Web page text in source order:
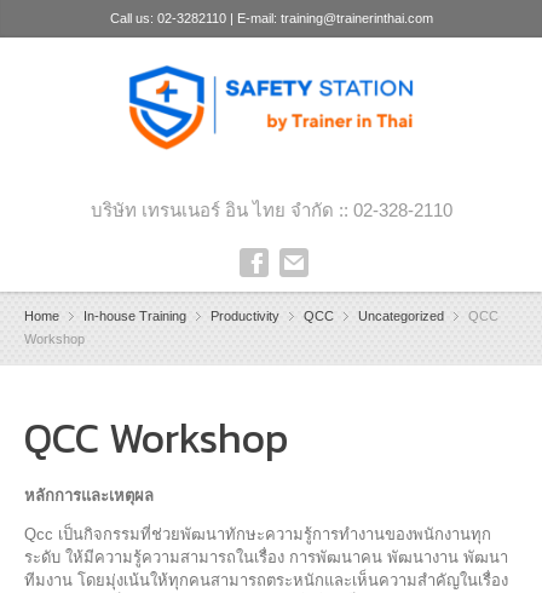
Call us: 02-3282110 | E-mail: training@trainerinthai.com
บริษัท เทรนเนอร์ อิน ไทย จำกัด :: 02-328-2110
Home In-house Training Productivity QCC Uncategorized
QCC
Workshop
QCC Workshop
หลักการและเหตุผล
Qcc เป็นกิจกรรมที่ช่วยพัฒนาทักษะความรู้การทำงานของพนักงานทุก
ระดับ ให้มีความรู้ความสามารถในเรื่อง การพัฒนาคน พัฒนางาน พัฒนา
ทีมงาน โดยมุ่งเน้นให้ทุกคนสามารถตระหนักและเห็นความสำคัญในเรื่อง